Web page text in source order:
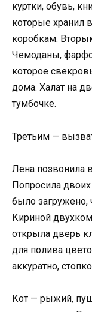
куртки, обувь,
которые хранил
коробкам.
Чемоданы,
которое
дома. Халат на
тумбочке.
Третьим —
Лена позвонила
Попросила
было загружено,
Кириной
открыла дверь
для полива
аккуратно,
Кот — рыжий,